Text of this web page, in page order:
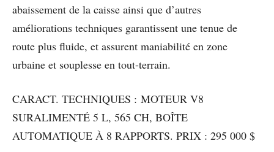
abaissement de la caisse ainsi que d’autres
améliorations techniques garantissent une tenue de
route plus fluide, et assurent maniabilité en zone
urbaine et souplesse en tout-terrain.
CARACT. TECHNIQUES : MOTEUR V8
SURALIMENTÉ 5 L, 565 CH, BOÎTE
AUTOMATIQUE À 8 RAPPORTS. PRIX : 295 000 $